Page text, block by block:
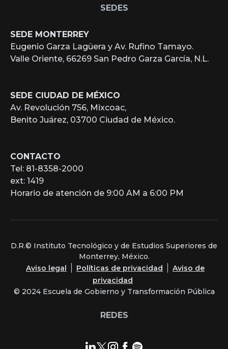
SEDES
SEDE MONTERREY
Eugenio Garza Lagüera y Av. Rufino Tamayo.
Valle Oriente, 66269 San Pedro Garza García, N.L.
SEDE CIUDAD DE MÉXICO
Av. Revolución 756, Mixcoac,
Benito Juárez, 03700 Ciudad de México.
CONTACTO
Tel: 81-8358-2000
ext: 1419
Horario de atención de 9:00 AM a 6:00 PM
D.R.© Instituto Tecnológico y de Estudios Superiores de
Monterrey, México.
Aviso legal
Políticas de privacidad
Aviso de
privacidad
© 2024 Escuela de Gobierno y Transformación Pública
REDES